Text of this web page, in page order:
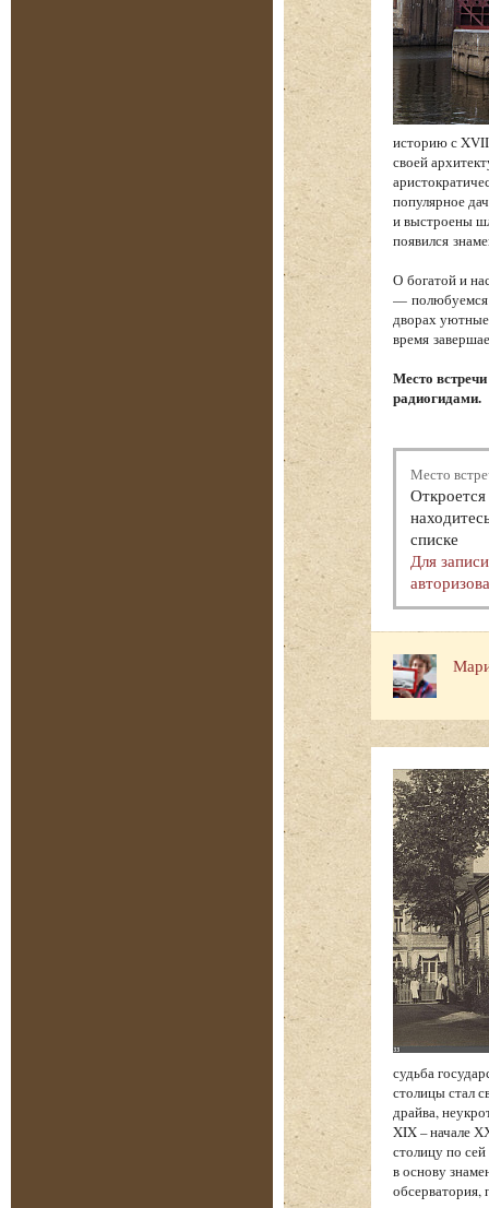
историю с
своей
популярное
и выстроены
появился
О богатой и
— полюбуемся
дворах
время
Место
радиогидами.
Место
списке
Для
судьба
столицы стал
драйва,
XIX – начале
столицу по
в основу
обсерватория,